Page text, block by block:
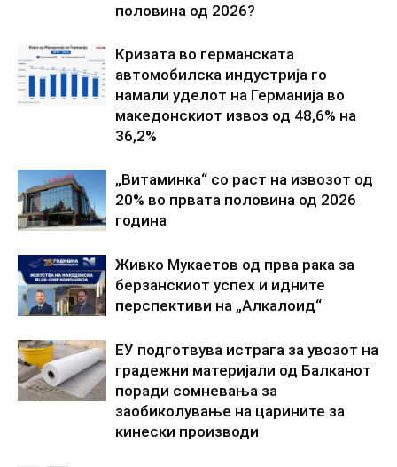
половина од 2026?
Кризата во германската
автомобилска индустрија го
намали уделот на Германија во
македонскиот извоз од 48,6% на
36,2%
„Витаминка“ со раст на извозот од
20% во првата половина од 2026
година
Живко Мукаетов од прва рака за
берзанскиот успех и идните
перспективи на „Алкалоид“
ЕУ подготвува истрага за увозот на
градежни материјали од Балканот
поради сомневања за
заобиколување на царините за
кинески производи